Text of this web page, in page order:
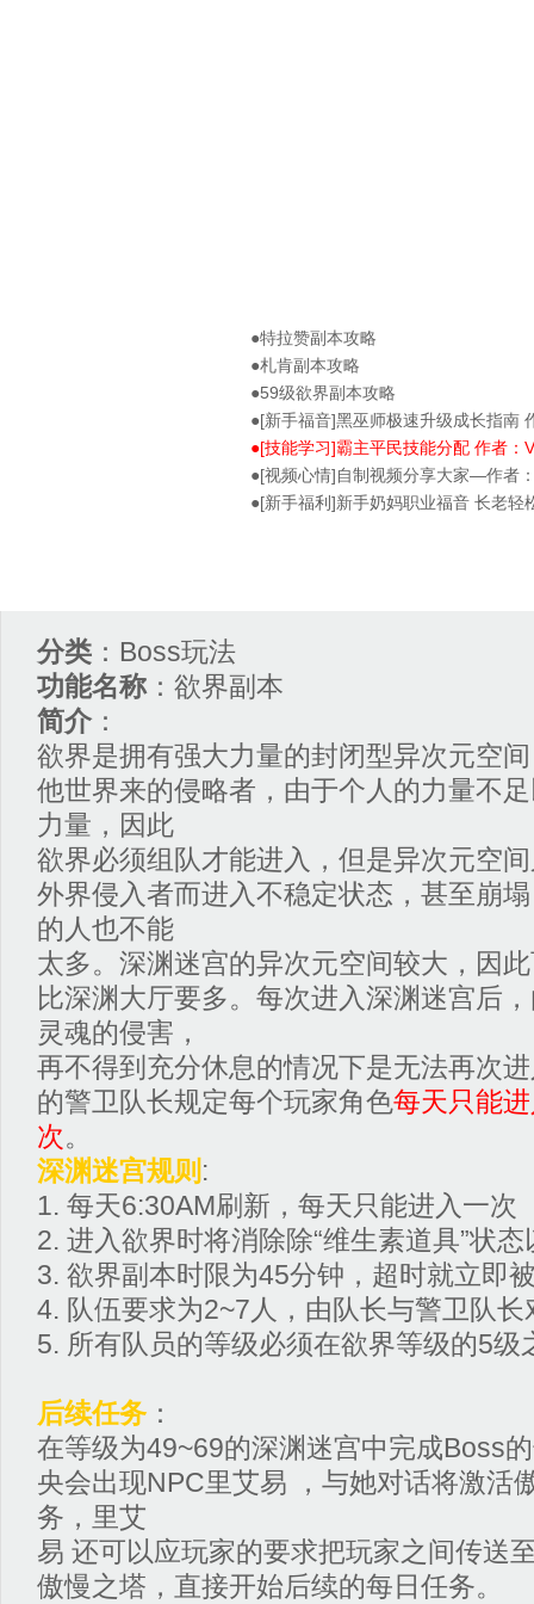
●特拉赞副本攻略
●札肯副本攻略
●59级欲界副本攻略
●[新手福音]黑巫师极速升级成长指南
●[技能学习]霸主平民技能分配 作者：
●[视频心情]自制视频分享大家—作者
●[新手福利]新手奶妈职业福音 长老轻
分类 ：Boss玩法
功能名称：欲界副本
简介：
欲界是拥有强大力量的封闭型异次元空
他世界来的侵略者，由于个人的力量不
力量，因此
欲界必须组队才能进入，但是异次元空
外界侵入者而进入不稳定状态，甚至崩
的人也不能
太多。深渊迷宫的异次元空间较大，因
比深渊大厅要多。每次进入深渊迷宫后
灵魂的侵害，
再不得到充分休息的情况下是无法再次
的警卫队长规定每个玩家角色每天只能
次。
深渊迷宫规则 :
1. 每天6:30AM刷新，每天只能进入一次
2. 进入欲界时将消除除“维生素道具”状
3. 欲界副本时限为45分钟，超时就立即
4. 队伍要求为2~7人，由队长与警卫队长
5. 所有队员的等级必须在欲界等级的5级
后续任务 ：
在等级为49~69的深渊迷宫中完成Boss
央会出现NPC里艾易 ，与她对话将激活
务，里艾
易 还可以应玩家的要求把玩家之间传送
傲慢之塔，直接开始后续的每日任务。